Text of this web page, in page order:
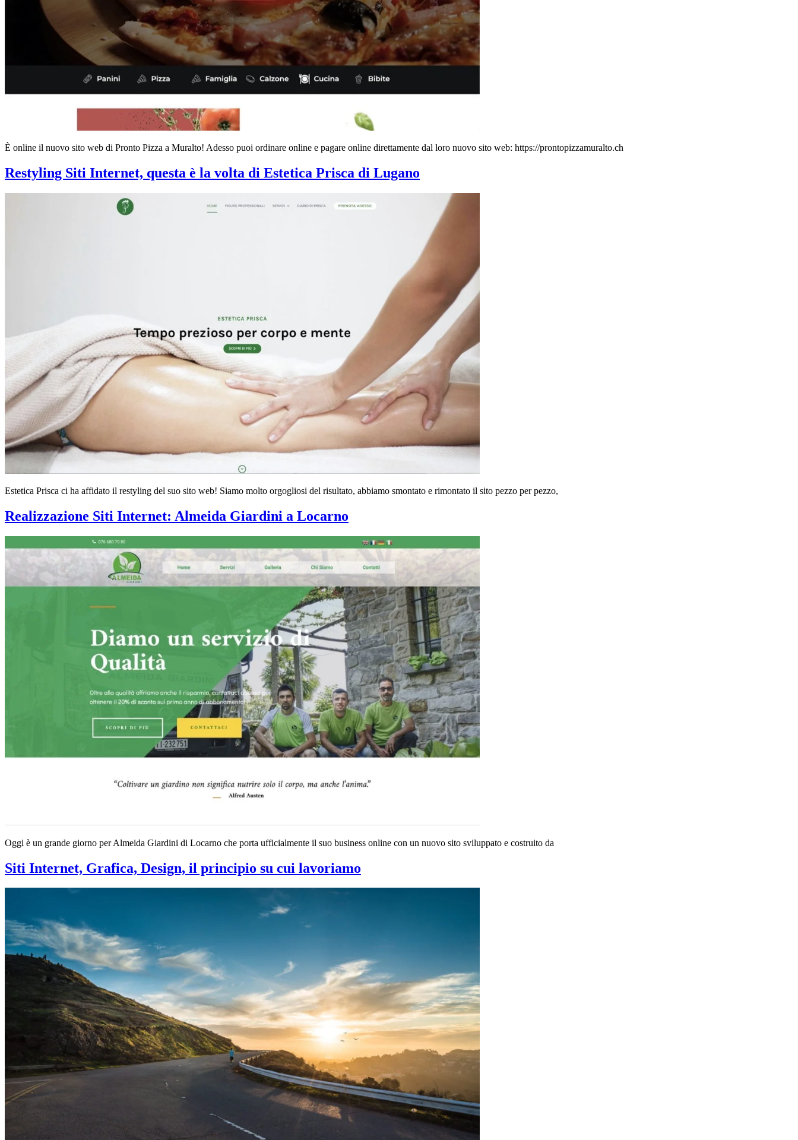
È online il nuovo sito web di Pronto Pizza a Muralto! Adesso puoi ordinare online e pagare online direttamente dal loro nuovo sito web: https://prontopizzamuralto.ch
Restyling Siti Internet, questa è la volta di Estetica Prisca di Lugano
Estetica Prisca ci ha affidato il restyling del suo sito web! Siamo molto orgogliosi del risultato, abbiamo smontato e rimontato il sito pezzo per pezzo,
Realizzazione Siti Internet: Almeida Giardini a Locarno
Oggi è un grande giorno per Almeida Giardini di Locarno che porta ufficialmente il suo business online con un nuovo sito sviluppato e costruito da
Siti Internet, Grafica, Design, il principio su cui lavoriamo